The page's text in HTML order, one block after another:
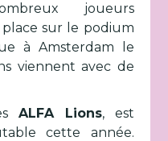
joueurs
sur le podium
à Amsterdam le
viennent avec de
ALFA Lions, est
cette année.